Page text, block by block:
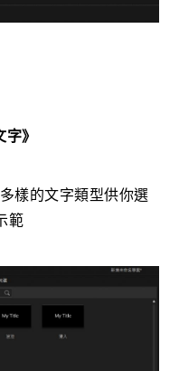
》
樣的文字類型供你選
範